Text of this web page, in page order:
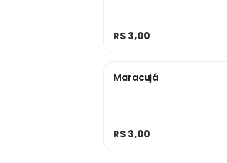
R$ 3,00
Maracujá
R$ 3,00